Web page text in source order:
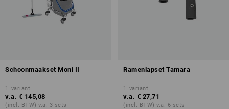
Schoonmaakset Moni II
1 variant
v.a. € 145,08
(incl. BTW) v.a. 3 sets
Ramenlapset Tamara
1 variant
v.a. € 27,71
(incl. BTW) v.a. 6 sets